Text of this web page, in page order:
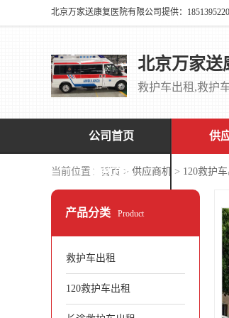
北京万家送
公司首页 供
联系方式
当前位置： 首页 > 供应商机 > 120救护车
产品分类 Product
救护车出租
120救护车出租